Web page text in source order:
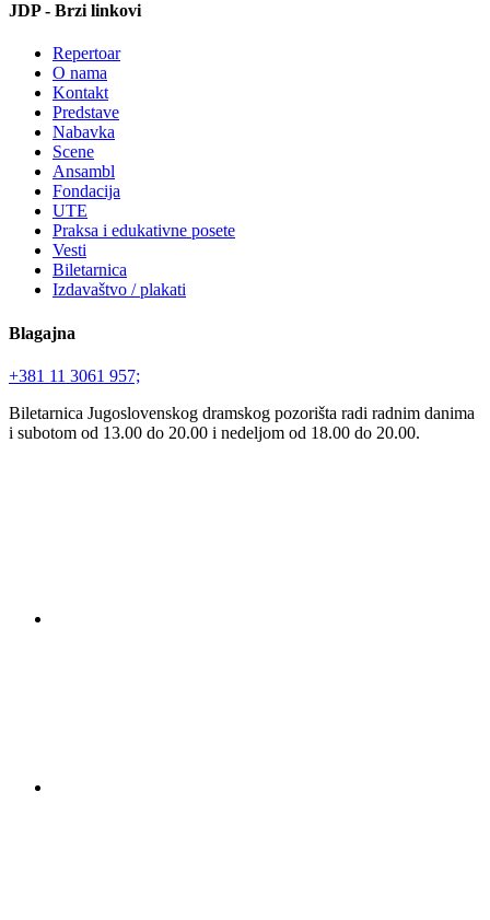
JDP - Brzi linkovi
Repertoar
O nama
Kontakt
Predstave
Nabavka
Scene
Ansambl
Fondacija
UTE
Praksa i edukativne posete
Vesti
Biletarnica
Izdavaštvo / plakati
Blagajna
+381 11 3061 957;
Biletarnica Jugoslovenskog dramskog pozorišta radi radnim danima
i subotom od 13.00 do 20.00 i nedeljom od 18.00 do 20.00.